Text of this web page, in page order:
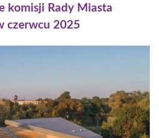
komisji Rady Miasta
czerwcu 2025